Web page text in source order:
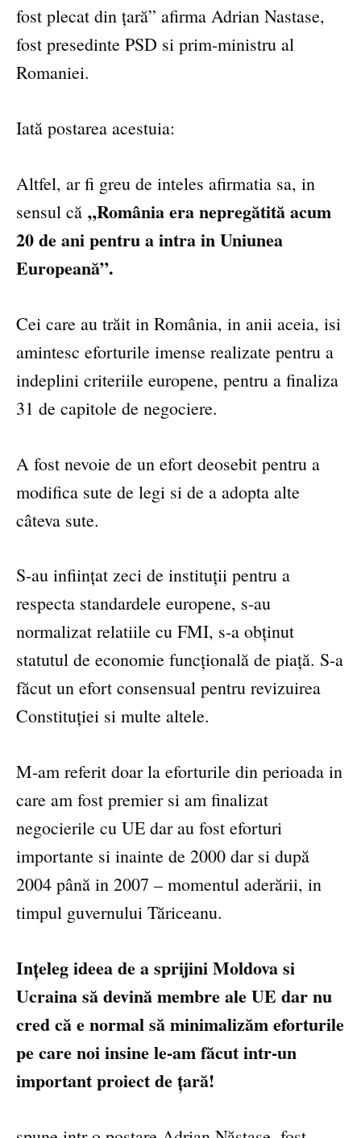
fost plecat din țară” afirma Adrian Nastase,
fost presedinte PSD si prim-ministru al
Romaniei.
Iată postarea acestuia:
Altfel, ar fi greu de inteles afirmatia sa, in
sensul că „România era nepregătită acum
20 de ani pentru a intra in Uniunea
Europeană”.
Cei care au trăit in România, in anii aceia, isi
amintesc eforturile imense realizate pentru a
indeplini criteriile europene, pentru a finaliza
31 de capitole de negociere.
A fost nevoie de un efort deosebit pentru a
modifica sute de legi si de a adopta alte
câteva sute.
S-au inființat zeci de instituții pentru a
respecta standardele europene, s-au
normalizat relatiile cu FMI, s-a obținut
statutul de economie funcțională de piață. S-a
făcut un efort consensual pentru revizuirea
Constituției si multe altele.
M-am referit doar la eforturile din perioada in
care am fost premier si am finalizat
negocierile cu UE dar au fost eforturi
importante si inainte de 2000 dar si după
2004 până in 2007 – momentul aderării, in
timpul guvernului Tăriceanu.
Ințeleg ideea de a sprijini Moldova si
Ucraina să devină membre ale UE dar nu
cred că e normal să minimalizăm eforturile
pe care noi insine le-am făcut intr-un
important proiect de țară!